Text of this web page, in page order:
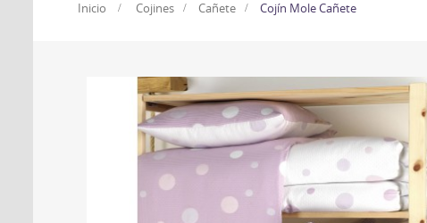
BARRAS Y ACCESORIOS VESTUARIO
Inicio > Cojines > Cañete > Cojín Mole Cañete